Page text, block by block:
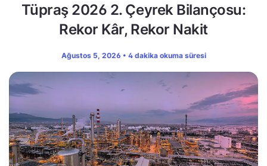
Tüpraş 2026 2. Çeyrek Bilançosu:
Rekor Kâr, Rekor Nakit
Ağustos 5, 2026 • 4 dakika okuma süresi